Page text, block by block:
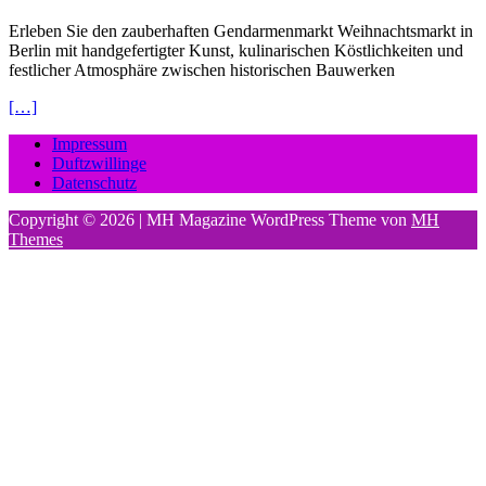
Erleben Sie den zauberhaften Gendarmenmarkt Weihnachtsmarkt in
Berlin mit handgefertigter Kunst, kulinarischen Köstlichkeiten und
festlicher Atmosphäre zwischen historischen Bauwerken
[…]
Impressum
Duftzwillinge
Datenschutz
Copyright © 2026 | MH Magazine WordPress Theme von MH
Themes